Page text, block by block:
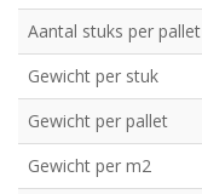
Aantal stuks per pallet
Gewicht per stuk
Gewicht per pallet
Gewicht per m2